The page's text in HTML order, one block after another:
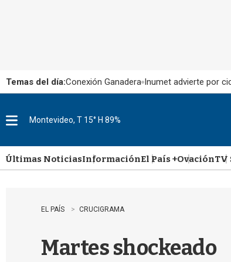
Temas del día:Conexión Ganadera Inumet advierte por
u
Montevideo, T 15° H 89%
Últimas NoticiasInformaciónEl País +OvaciónTV
EL PAÍS CRUCIGRAMA
Martes shockeado